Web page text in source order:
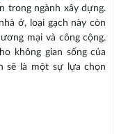
trong ngành xây dựng.
ở, loại gạch này còn
mại và công cộng.
không gian sống của
sẽ là một sự lựa chọn